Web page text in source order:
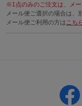
※1点のみのご注文は、メ
メール便ご選択の場合は、
メール便ご利用の方は こち
前後につながるヒョウ柄
シンプルでどんなコーデに
トレンド感たっぷり♪
わらかくさらっとした肌